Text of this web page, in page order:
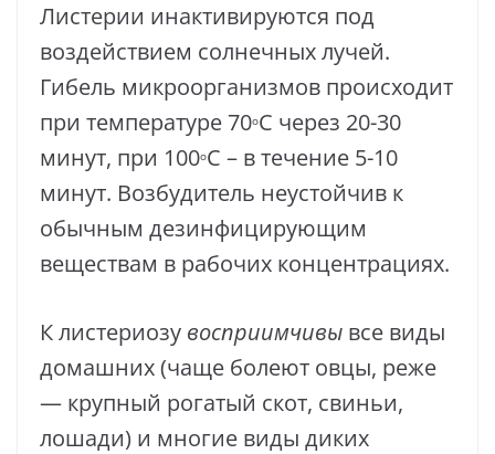
Листерии инактивируются под
воздействием солнечных лучей.
Гибель микроорганизмов происходит
при температуре 70oС через 20-30
минут, при 100oС – в течение 5-10
минут. Возбудитель неустойчив к
обычным дезинфицирующим
веществам в рабочих концентрациях.
К листериозу восприимчивы все виды
домашних (чаще болеют овцы, реже
— крупный рогатый скот, свиньи,
лошади) и многие виды диких